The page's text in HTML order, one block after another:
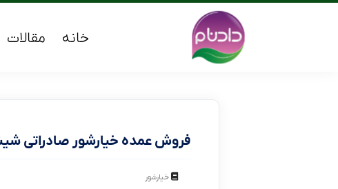
خانه مقالات
فروش عمده خیارشور صادراتی
خیارشور